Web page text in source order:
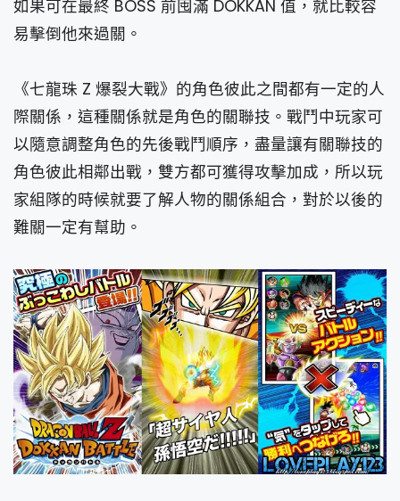
如果可在最終 BOSS 前囤滿 DOKKAN 值，就比較容
易擊倒他來過關。
《七龍珠 Z 爆裂大戰》的角色彼此之間都有一定的人
際關係，這種關係就是角色的關聯技。戰鬥中玩家可
以隨意調整角色的先後戰鬥順序，盡量讓有關聯技的
角色彼此相鄰出戰，雙方都可獲得攻擊加成，所以玩
家組隊的時候就要了解人物的關係組合，對於以後的
難關一定有幫助。